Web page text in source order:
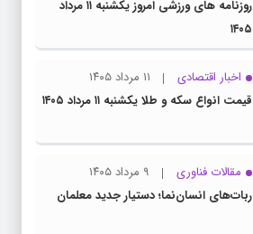
روزنامه های ورزشی امروز یکشنبه ۱۱ مرداد
۱۴۰۵
اخبار اقتصادی
۱۱ مرداد ۱۴۰۵
قیمت انواع سکه و طلا یکشنبه ۱۱ مرداد ۱۴۰۵
مقالات فناوری
۹ مرداد ۱۴۰۵
ربات‌های انسان‌نما؛ دستیار جدید معلمان